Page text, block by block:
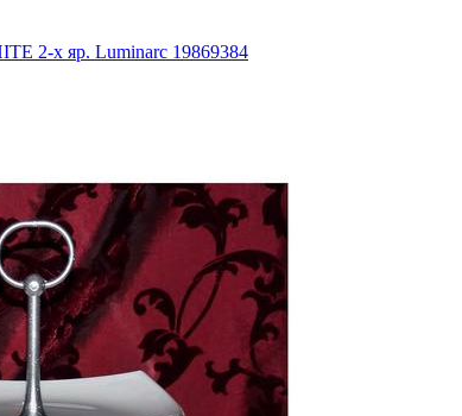
2-х яр. Luminarc 19869384